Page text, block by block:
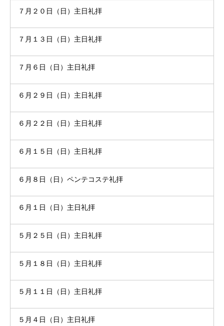
７月２０日（日）主日礼拝
７月１３日（日）主日礼拝
７月６日（日）主日礼拝
６月２９日（日）主日礼拝
６月２２日（日）主日礼拝
６月１５日（日）主日礼拝
６月８日（日）ペンテコステ礼拝
６月１日（日）主日礼拝
５月２５日（日）主日礼拝
５月１８日（日）主日礼拝
５月１１日（日）主日礼拝
５月４日（日）主日礼拝